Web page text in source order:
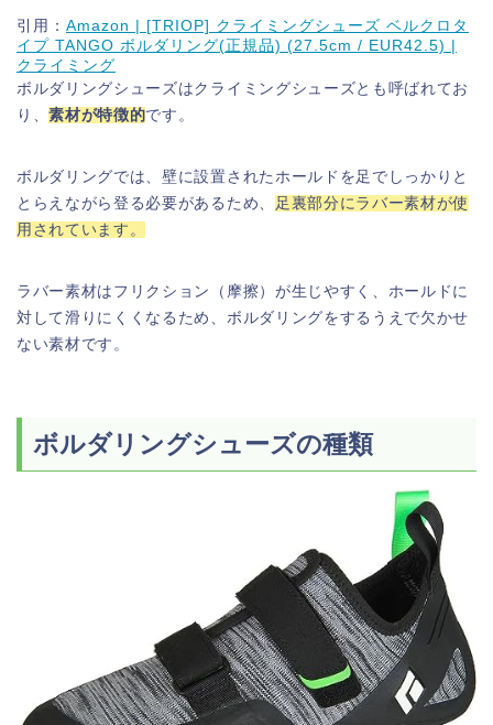
引用： Amazon | [TRIOP] クライミングシューズ ベルクロタ
イプ TANGO ボルダリング(正規品) (27.5cm / EUR42.5) |
クライミング
ボルダリングシューズはクライミングシューズとも呼ばれてお
り、素材が特徴的です。
ボルダリングでは、壁に設置されたホールドを足でしっかりと
とらえながら登る必要があるため、
足裏部分にラバー素材が使
用されています。
ラバー素材はフリクション（摩擦）が生じやすく、ホールドに
対して滑りにくくなるため、ボルダリングをするうえで欠かせ
ない素材です。
ボルダリングシューズの種類